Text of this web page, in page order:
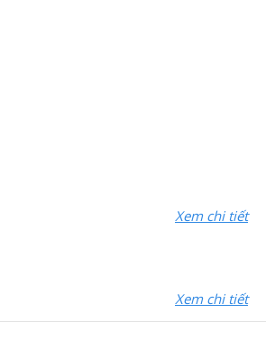
Xem chi tiết
Xem chi tiết